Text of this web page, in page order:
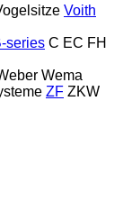
Voith
series C EC FH
Wema
ZF ZKW